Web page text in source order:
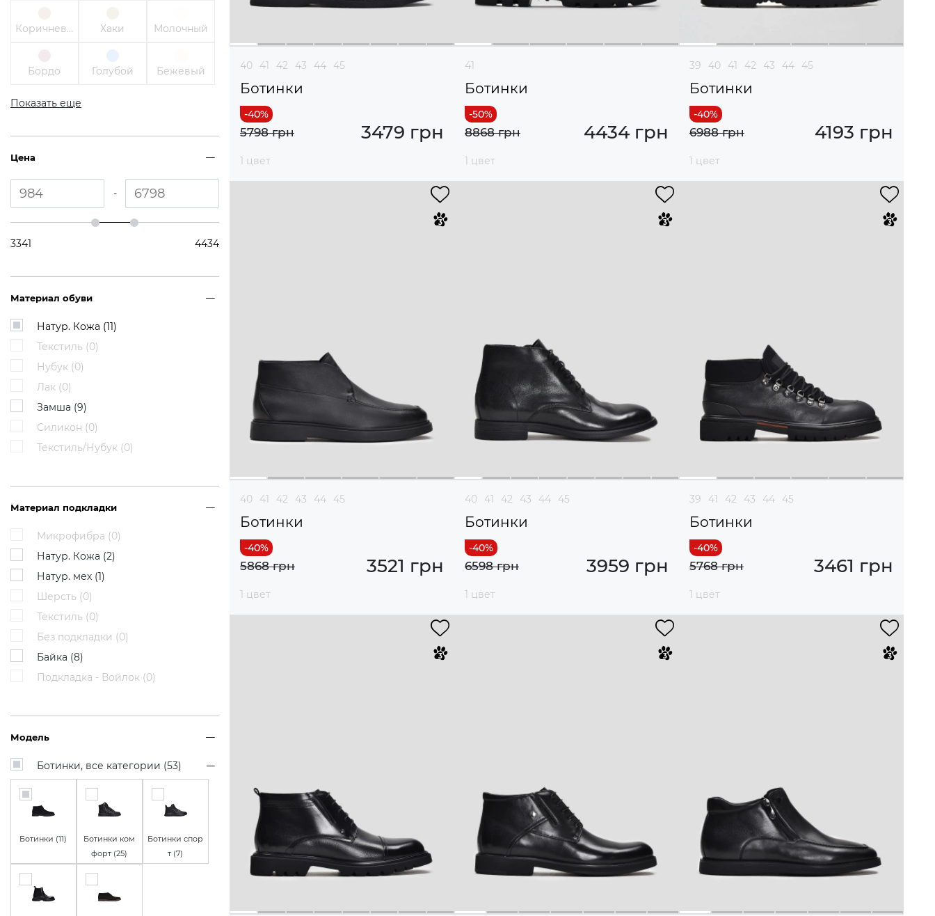
Коричневый Хаки Молочный
Бордо Голубой Бежевый
Показать еще
Цена
-
3341 4434
Материал обуви
Натур. Кожа (11)
Текстиль (0)
Нубук (0)
Лак (0)
Замша (9)
Силикон (0)
Текстиль/Нубук (0)
Материал подкладки
Микрофибра (0)
Натур. Кожа (2)
Натур. мех (1)
Шерсть (0)
Текстиль (0)
Без подкладки (0)
Байка (8)
Подкладка - Войлок (0)
Модель
Ботинки, все категории (53)
Ботинки (11)
Ботинки ком
форт (25)
Ботинки спор
т (7)
40 41 42 43 44 45
Ботинки
3479 грн
5798 грн
1 цвет
41
Ботинки
4434 грн
8868 грн
1 цвет
39 40 41 42 43 44 45
Ботинки
4193 грн
6988 грн
1 цвет
40 41 42 43 44 45
Ботинки
3521 грн
5868 грн
1 цвет
40 41 42 43 44 45
Ботинки
3959 грн
6598 грн
1 цвет
39 41 42 43 44 45
Ботинки
3461 грн
5768 грн
1 цвет